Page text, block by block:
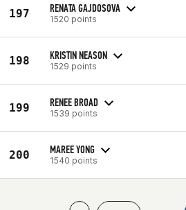
197 RENATA GAJDOSOVA
1520 points
198 KRISTIN NEASON
1529 points
199 RENEE BROAD
1539 points
200 MAREE YONG
1540 points